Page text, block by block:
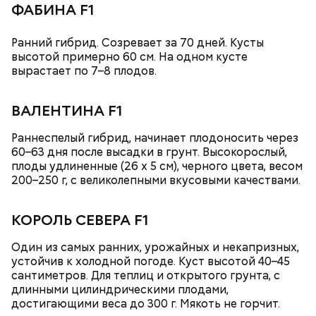
ФАБИНА F1
Ранний гибрид. Созревает за 70 дней. Кусты
высотой примерно 60 см. На одном кусте
вырастает по 7–8 плодов.
ВАЛЕНТИНА F1
Раннеспелый гибрид, начинает плодоносить через
60–63 дня после высадки в грунт. Высокорослый,
плоды удлиненные (26 х 5 см), черного цвета, весом
200–250 г, с великолепными вкусовыми качествами.
КОРОЛЬ СЕВЕРА F1
Один из самых ранних, урожайных и некапризных,
устойчив к холодной погоде. Куст высотой 40–45
сантиметров. Для теплиц и открытого грунта, с
длинными цилиндрическими плодами,
достигающими веса до 300 г. Мякоть не горчит.
Однако диетолог предупредила: не для всех дыня
может быть полезна. В первую очередь ее стоит
есть с осторожностью людям:
Вовсю идет и сезон черешни. «Вечерняя Москва»
узнала у врача — эндокринолога-диетолога
Натальи Лазуренко,как правильно есть эту ягодус
пользой для здоровья.